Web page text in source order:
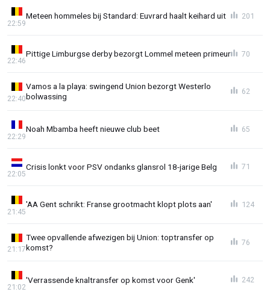
Meteen hommeles bij Standard: Euvrard haalt keihard uit
22:59
201
Pittige Limburgse derby bezorgt Lommel meteen primeur
22:46
70
Vamos a la playa: swingend Union bezorgt Westerlo
bolwassing
22:40
62
Noah Mbamba heeft nieuwe club beet
22:29
65
Crisis lonkt voor PSV ondanks glansrol 18-jarige Belg
22:05
71
'AA Gent schrikt: Franse grootmacht klopt plots aan'
21:45
124
Twee opvallende afwezigen bij Union: toptransfer op
komst?
21:17
76
'Verrassende knaltransfer op komst voor Genk'
21:02
242